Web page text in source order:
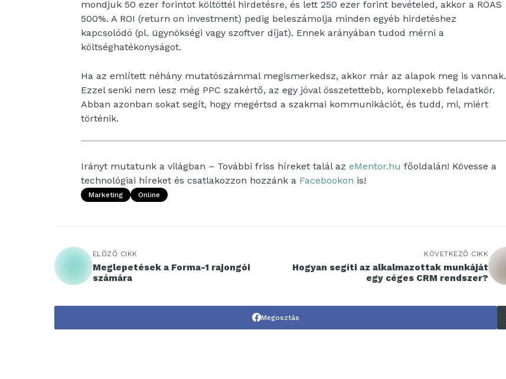
mondjuk 50 ezer forintot költöttél hirdetésre, és lett 250 ezer forint bevételed, akkor a ROAS
500%. A ROI (return on investment) pedig beleszámolja minden egyéb hirdetéshez
kapcsolódó (pl. ügynökségi vagy szoftver díjat). Ennek arányában tudod mérni a
költséghatékonyságot.
Ha az említett néhány mutatószámmal megismerkedsz, akkor már az alapok meg is vannak.
Ezzel senki nem lesz még PPC szakértő, az egy jóval összetettebb, komplexebb feladatkör.
Abban azonban sokat segít, hogy megértsd a szakmai kommunikációt, és tudd, mi, miért
történik.
Irányt mutatunk a világban – További friss híreket talál az eMentor.hu főoldalán! Kövesse a
technológiai híreket és csatlakozzon hozzánk a Facebookon is!
Marketing Online
ELŐZŐ CIKK
Meglepetések a Forma-1 rajongói
számára
KÖVETKEZŐ CIKK
Hogyan segíti az alkalmazottak munkáját
egy céges CRM rendszer?
Megosztás